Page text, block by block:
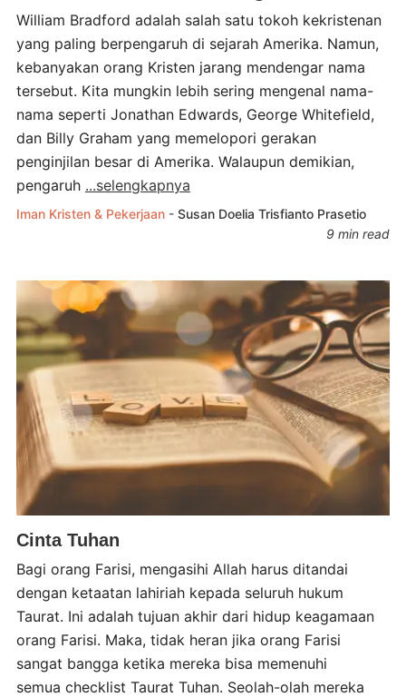
William Bradford adalah salah satu tokoh kekristenan
yang paling berpengaruh di sejarah Amerika. Namun,
kebanyakan orang Kristen jarang mendengar nama
tersebut. Kita mungkin lebih sering mengenal nama-
nama seperti Jonathan Edwards, George Whitefield,
dan Billy Graham yang memelopori gerakan
penginjilan besar di Amerika. Walaupun demikian,
pengaruh ...selengkapnya
Iman Kristen & Pekerjaan - Susan Doelia Trisfianto Prasetio
9 min read
Cinta Tuhan
Bagi orang Farisi, mengasihi Allah harus ditandai
dengan ketaatan lahiriah kepada seluruh hukum
Taurat. Ini adalah tujuan akhir dari hidup keagamaan
orang Farisi. Maka, tidak heran jika orang Farisi
sangat bangga ketika mereka bisa memenuhi
semua checklist Taurat Tuhan. Seolah-olah mereka